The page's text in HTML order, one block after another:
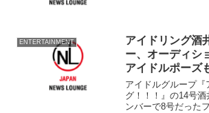
ENTERTAINMENT
アイドリング酒
ー、オーディシ
アイドルポーズ
アイドルグループ『
グ！！！』の14号
ンバーで8号だった